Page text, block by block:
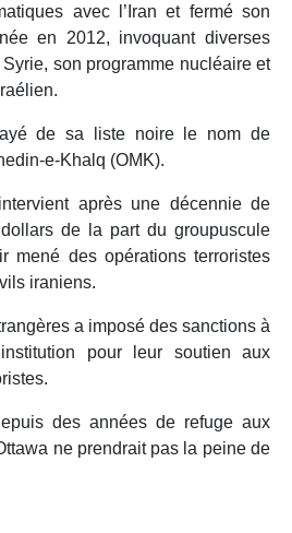
avec l’Iran et fermé son
en 2012, invoquant diverses
son programme nucléaire et
de sa liste noire le nom de
e-Khalq (OMK).
après une décennie de
de la part du groupuscule
mené des opérations terroristes
iraniens.
a imposé des sanctions à
pour leur soutien aux
des années de refuge aux
ne prendrait pas la peine de